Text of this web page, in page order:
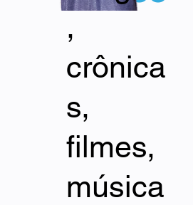
,
crônica
s,
filmes,
música